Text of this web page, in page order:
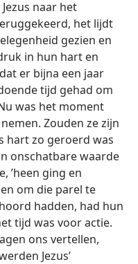
naar het
het lijdt
gezien en
in hun hart en
er bijna een jaar
tijd gehad om
was het moment
Zouden ze zijn
hart zo geroerd was
onschatbare waarde
’heen ging en
om die parel te
hadden, had hun
tijd was voor actie.
ons vertellen,
Jezus’